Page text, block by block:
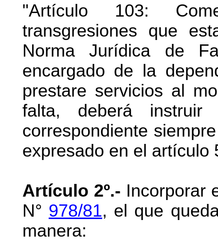
"Artículo 103:
transgresiones que
Norma Jurídica de
encargado de la
prestare servicios al
falta, deberá instruir
correspondiente
expresado en el artículo
Artículo 2º.- Incorporar
N° 978/81, el que
manera: